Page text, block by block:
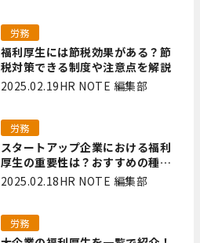
福利厚生には節税効果がある？節
税対策できる制度や注意点を解説
労務
2025.02.19HR NOTE 編集部
スタートアップ企業における福利
厚生の重要性は？おすすめの種類
やメリット・デメリットを解説
労務
2025.02.18HR NOTE 編集部
労務